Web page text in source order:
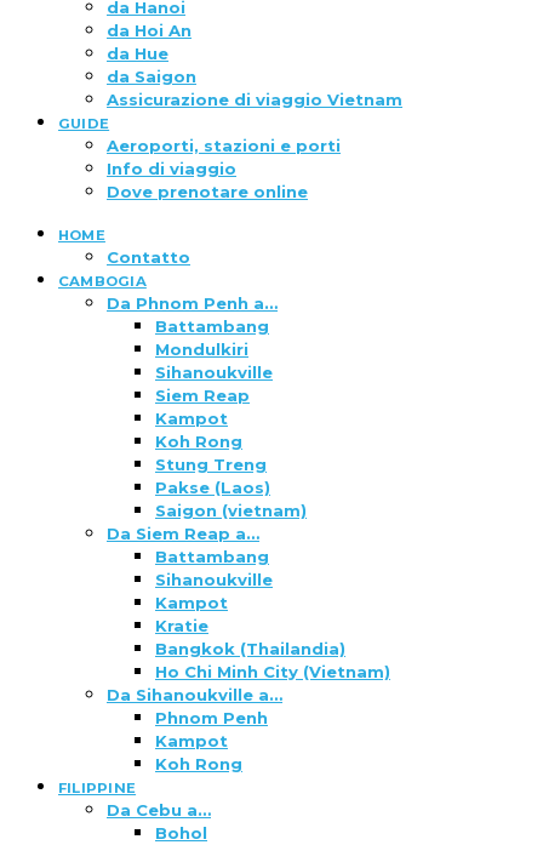
da Hanoi
da Hoi An
da Hue
da Saigon
Assicurazione di viaggio Vietnam
GUIDE
Aeroporti, stazioni e porti
Info di viaggio
Dove prenotare online
HOME
Contatto
CAMBOGIA
Da Phnom Penh a…
Battambang
Mondulkiri
Sihanoukville
Siem Reap
Kampot
Koh Rong
Stung Treng
Pakse (Laos)
Saigon (vietnam)
Da Siem Reap a…
Battambang
Sihanoukville
Kampot
Kratie
Bangkok (Thailandia)
Ho Chi Minh City (Vietnam)
Da Sihanoukville a…
Phnom Penh
Kampot
Koh Rong
FILIPPINE
Da Cebu a…
Bohol